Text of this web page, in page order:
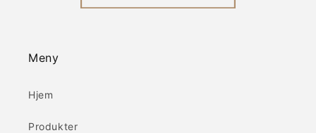
Meny
Hjem
Produkter